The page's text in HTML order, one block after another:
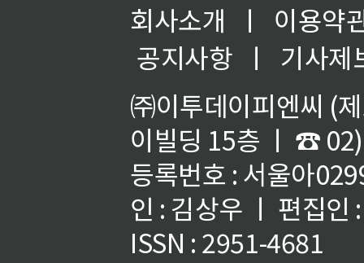
회사소개 ㅣ
이용약
공지사항
ㅣ
기사제
㈜이투데이피엔씨 (
이빌딩 15층 ㅣ ☎
등록번호 : 서울아
인 : 김상우 ㅣ 편집인
ISSN : 2951-4681